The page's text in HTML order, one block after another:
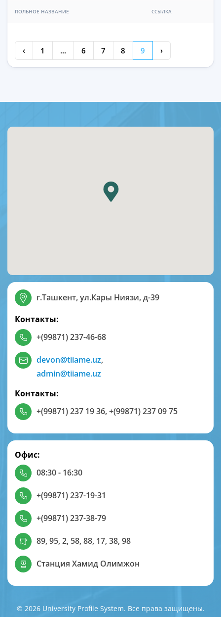
ПОЛЬНОЕ НАЗВАНИЕ ССЫЛКА
‹ 1 ... 6 7 8 9 ›
г.Ташкент, ул.Кары Ниязи, д-39
Контакты:
+(99871) 237-46-68
devon@tiiame.uz,
admin@tiiame.uz
Контакты:
+(99871) 237 19 36,+(99871) 237 09 75
Офис:
08:30 - 16:30
+(99871) 237-19-31
+(99871) 237-38-79
89, 95, 2, 58, 88, 17, 38, 98
Станция Хамид Олимжон
© 2026 University Profile System. Все права защищены.